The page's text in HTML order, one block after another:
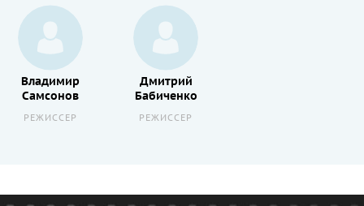
Владимир
Самсонов
РЕЖИССЕР
Дмитрий
Бабиченко
РЕЖИССЕР